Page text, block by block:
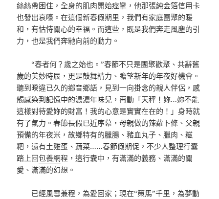
絲絲帶困住，全身的肌肉開始痙攣，他那張純金箔信用卡
也發出哀嚎。在這個新春假期里，我們有家庭團聚的暖
和，有怙恃關心的幸福。而這些，既是我們奔走風塵的引
力，也是我們奔馳向前的動力。
“春者何？歲之始也。”春節不只是團聚歡聚、共辭舊
歲的美妙時辰，更是鼓舞精力、瞻望新年的年夜好機會。
聽到暌違已久的鄉音鄉語，見到一向掛念的親人伴侶，感
觸感染到記憶中的濃濃年味兒，再動「天秤！妳…妳不能
這樣對待愛妳的財富！我的心意是實實在在的！」身時就
有了氣力。春節長假已近序幕，母親做的辣蘿卜條、父親
預備的年夜米，故鄉特有的臘腸、豬血丸子、臘肉、糍
粑，還有土雞蛋、蔬菜……春節假期促，不少人整理行囊
踏上回包養網程，這行囊中，有滿滿的義務、滿滿的關
愛、滿滿的幻想。
已經風雪兼程，為愛回家；現在“策馬”千里，為夢動